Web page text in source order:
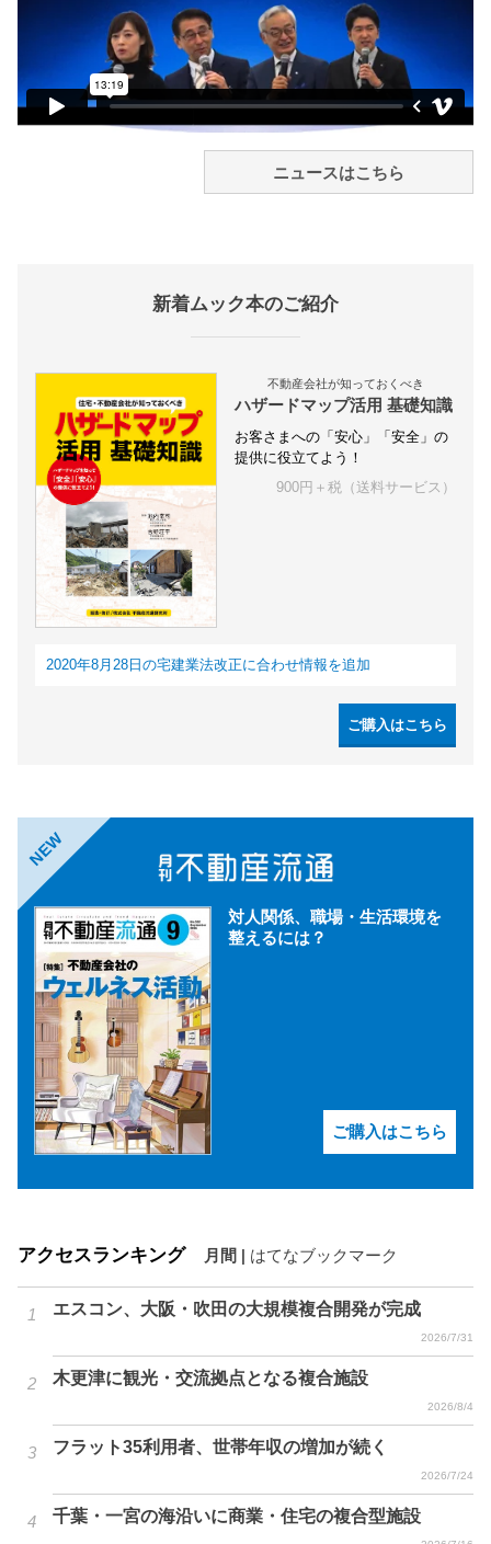
ニュースはこちら
新着ムック本のご紹介
不動産会社が知っておくべき
ハザードマップ活用 基礎知識
お客さまへの「安心」「安全」の
提供に役立てよう！
900円＋税（送料サービス）
2020年8月28日の宅建業法改正に合わせ情報を追加
ご購入はこちら
NEW
対人関係、職場・生活環境を
整えるには？
ご購入はこちら
アクセスランキング 月間 はてなブックマーク
エスコン、大阪・吹田の大規模複合開発が完成
2026/7/31
木更津に観光・交流拠点となる複合施設
2026/8/4
フラット35利用者、世帯年収の増加が続く
2026/7/24
千葉・一宮の海沿いに商業・住宅の複合型施設